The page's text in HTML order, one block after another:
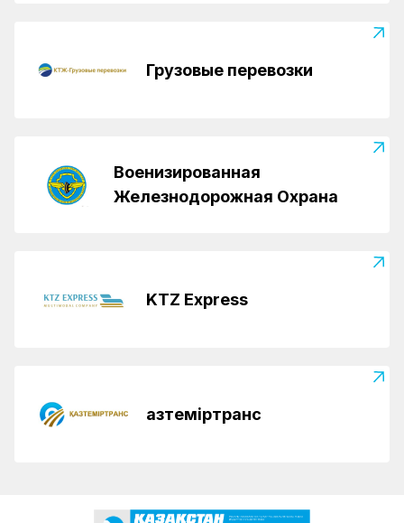
Грузовые перевозки
Военизированная
Железнодорожная Охрана
KTZ Express
Қазтеміртранс